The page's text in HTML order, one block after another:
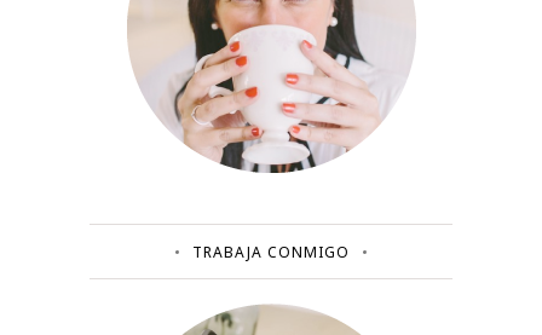
TRABAJA CONMIGO